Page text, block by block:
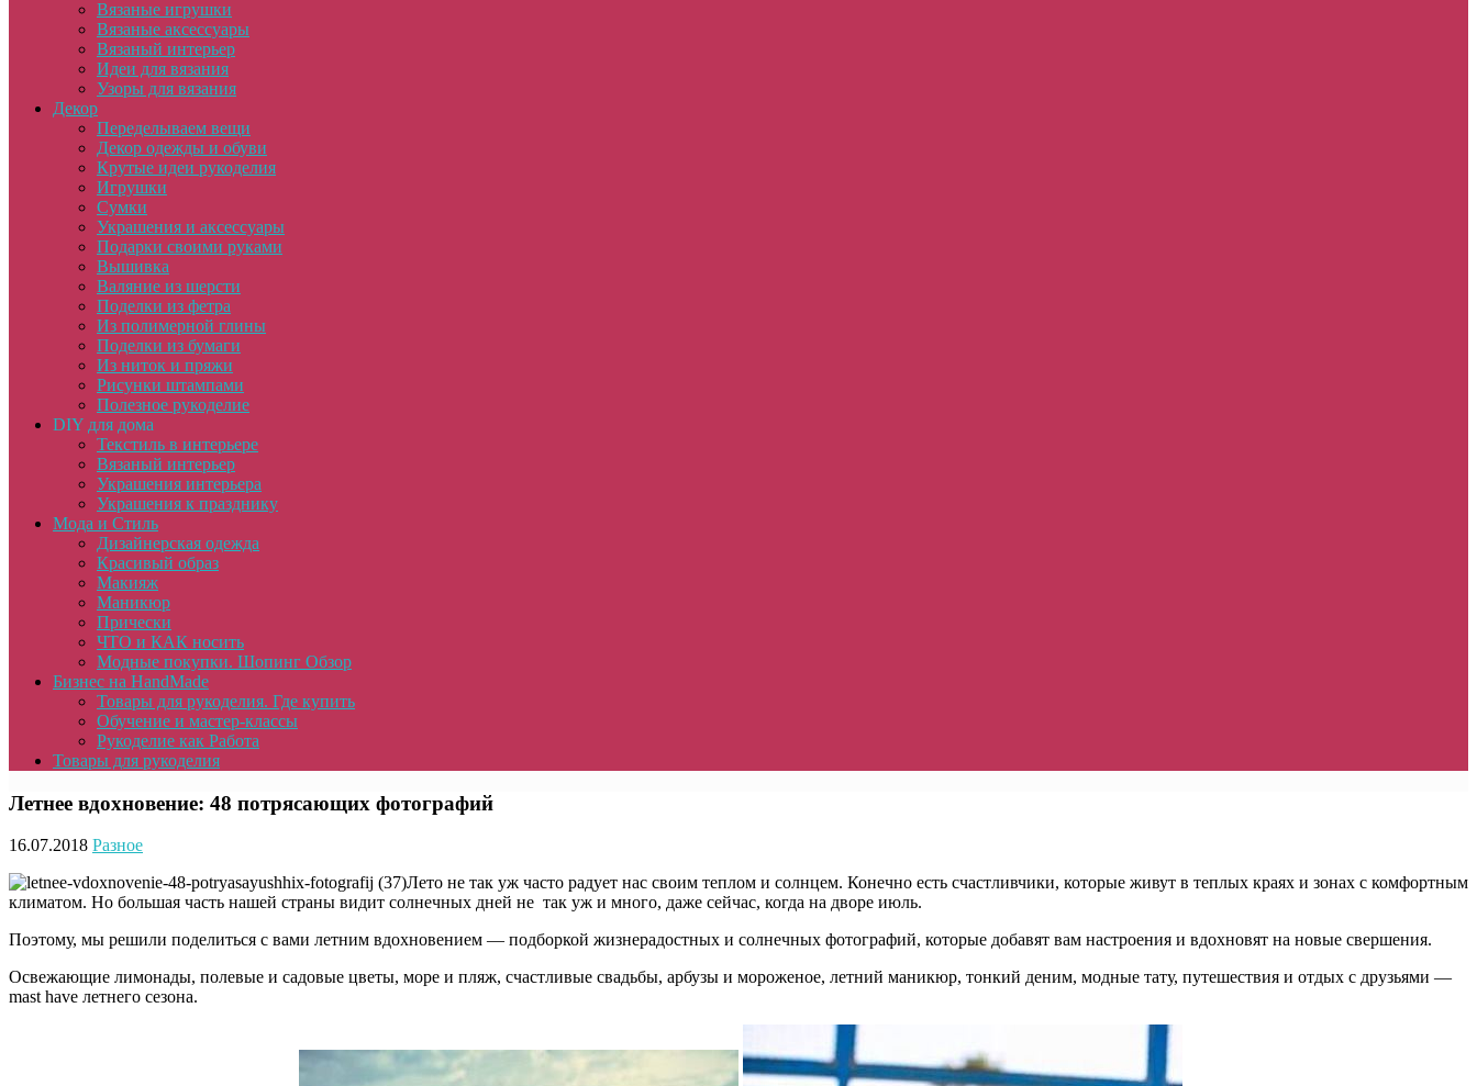
Вязаные игрушки
Вязаные аксессуары
Вязаный интерьер
Идеи для вязания
Узоры для вязания
Декор
Переделываем вещи
Декор одежды и обуви
Крутые идеи рукоделия
Игрушки
Сумки
Украшения и аксессуары
Подарки своими руками
Вышивка
Валяние из шерсти
Поделки из фетра
Из полимерной глины
Поделки из бумаги
Из ниток и пряжи
Рисунки штампами
Полезное рукоделие
DIY для дома
Текстиль в интерьере
Вязаный интерьер
Украшения интерьера
Украшения к празднику
Мода и Стиль
Дизайнерская одежда
Красивый образ
Макияж
Маникюр
Прически
ЧТО и КАК носить
Модные покупки. Шопинг Обзор
Бизнес на HandMade
Товары для рукоделия. Где купить
Обучение и мастер-классы
Рукоделие как Работа
Товары для рукоделия
Летнее вдохновение: 48 потрясающих фотографий
16.07.2018 Разное
Лето не так уж часто радует нас своим теплом и солнцем. Конечно есть счастливчики, которые живут в теплых краях и зонах с комфортным
климатом. Но большая часть нашей страны видит солнечных дней не так уж и много, даже сейчас, когда на дворе июль.
Поэтому, мы решили поделиться с вами летним вдохновением — подборкой жизнерадостных и солнечных фотографий, которые добавят вам настроения и вдохновят на новые свершения.
Освежающие лимонады, полевые и садовые цветы, море и пляж, счастливые свадьбы, арбузы и мороженое, летний маникюр, тонкий деним, модные тату, путешествия и отдых с друзьями —
mast have летнего сезона.